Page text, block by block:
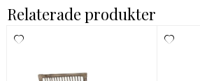
Relaterade produkter